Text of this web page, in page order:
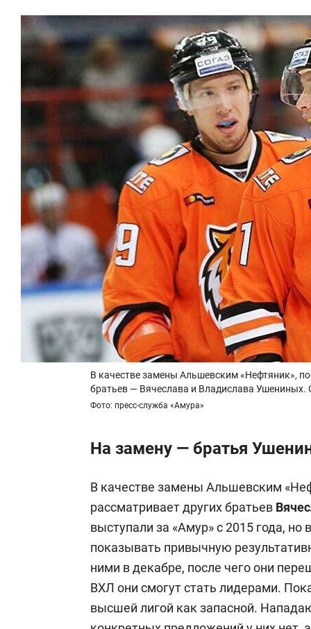
В качестве замены Альшевским «Нефтяник»,
братьев — Вячеслава и Владислава Ушениных.
Фото: пресс-служба «Амура»
На замену — братья
В качестве замены Альшевским
рассматривает других братьев
выступали за «Амур» с 2015 года,
показывать привычную
ними в декабре, после чего они
ВХЛ они смогут стать лидерами.
высшей лигой как запасной.